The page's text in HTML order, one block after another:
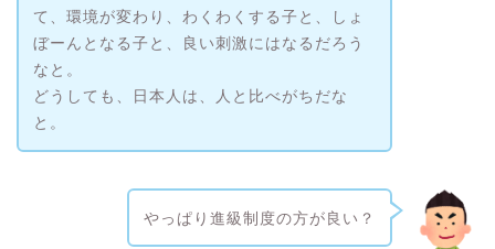
て、環境が変わり、わくわくする子と、しょ
ぼーんとなる子と、良い刺激にはなるだろう
なと。
どうしても、日本人は、人と比べがちだな
と。
やっぱり進級制度の方が良い？